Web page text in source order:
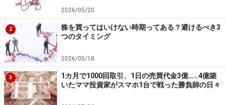
2026/05/20
2
株を買ってはいけない時期ってある？避けるべき3
つのタイミング
2026/05/18
3
1カ月で1000回取引、1日の売買代金3億……4億築
いたママ投資家がスマホ1台で戦った勝負師の日々